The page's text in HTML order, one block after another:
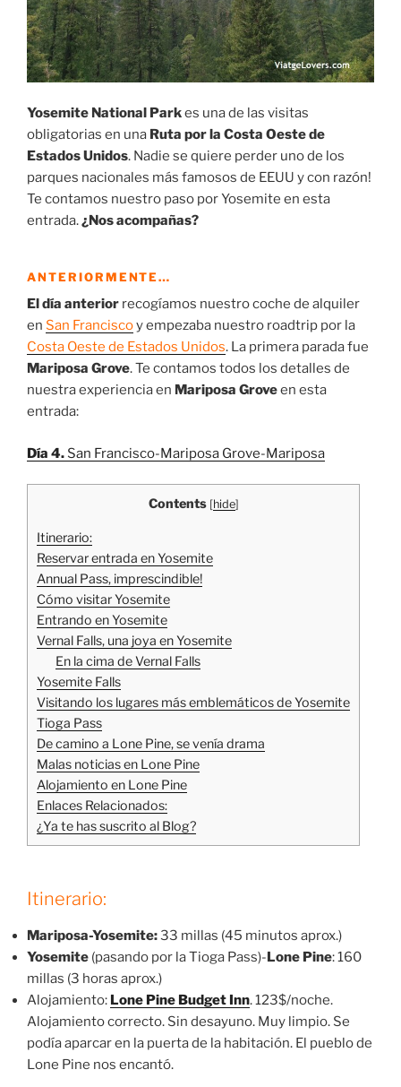
Yosemite National Parkes una de las visitas
obligatorias en una Ruta por la Costa Oeste de
Estados Unidos. Nadie se quiere perder uno de los
parques nacionales más famosos de EEUU y con razón!
Te contamos nuestro paso por Yosemite en esta
entrada.¿Nos acompañas?
ANTERIORMENTE…
El día anterior recogíamos nuestro coche de alquiler
en San Franciscoy empezaba nuestro roadtrip por la
Costa Oeste de Estados Unidos. La primera parada fue
Mariposa Grove. Te contamos todos los detalles de
nuestra experiencia en Mariposa Groveen esta
entrada:
Día 4. San Francisco-Mariposa Grove-Mariposa
Contents [hide]
Itinerario:
Reservar entrada en Yosemite
Annual Pass, imprescindible!
Cómo visitar Yosemite
Entrando en Yosemite
Vernal Falls, una joya en Yosemite
En la cima de Vernal Falls
Yosemite Falls
Visitando los lugares más emblemáticos de Yosemite
Tioga Pass
De camino a Lone Pine, se venía drama
Malas noticias en Lone Pine
Alojamiento en Lone Pine
Enlaces Relacionados:
¿Ya te has suscrito al Blog?
Itinerario:
Mariposa-Yosemite:33 millas (45 minutos aprox.)
Yosemite (pasando por la Tioga Pass)-Lone Pine: 160
millas (3 horas aprox.)
Alojamiento: Lone Pine Budget Inn. 123$/noche.
Alojamiento correcto. Sin desayuno. Muy limpio. Se
podía aparcar en la puerta de la habitación. El pueblo de
Lone Pine nos encantó.